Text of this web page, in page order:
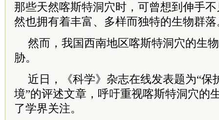
那些天然喀斯特洞穴时，可曾想到伸手
然也拥有着丰富、多样而独特的生物群落
然而，我国西南地区喀斯特洞穴的生
胁。
近日，《科学》杂志在线发表题为“保
境”的评述文章，呼吁重视喀斯特洞穴的
了学界关注。